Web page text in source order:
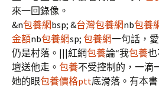
來一回錄像。
&n包養網bsp; &台灣包養網nb包養
金額nb包養網sp; 包養網一句話，
仍是村落。|||紅網包養論“我包養也
壇送他走。 包養不受控制的，一滴
她的眼包養價格ptt底滑落。有本